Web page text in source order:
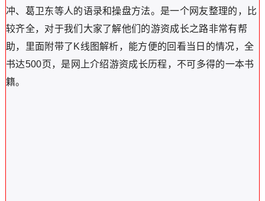
冲、葛卫东等人的语录和操盘方法。是一个网友整理的，比
较齐全，对于我们大家了解他们的游资成长之路非常有帮
助，里面附带了K线图解析，能方便的回看当日的情况，全
书达500页，是网上介绍游资成长历程，不可多得的一本书
籍。